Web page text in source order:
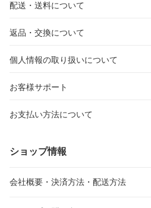
配送・送料について
返品・交換について
個人情報の取り扱いについて
お客様サポート
お支払い方法について
ショップ情報
会社概要・決済方法・配送方法